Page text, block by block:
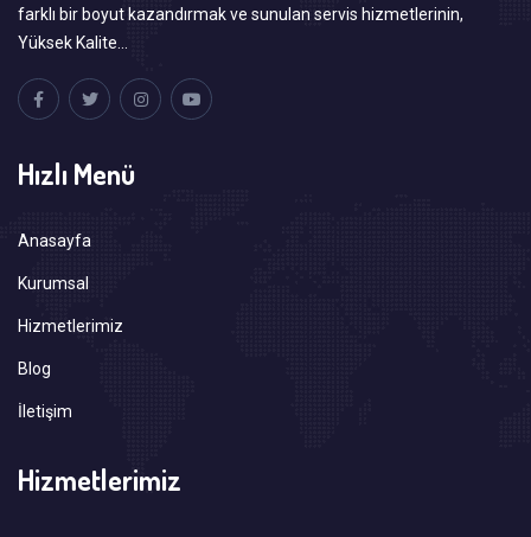
farklı bir boyut kazandırmak ve sunulan servis hizmetlerinin,
Yüksek Kalite…
Hızlı Menü
Anasayfa
Kurumsal
Hizmetlerimiz
Blog
İletişim
Hizmetlerimiz